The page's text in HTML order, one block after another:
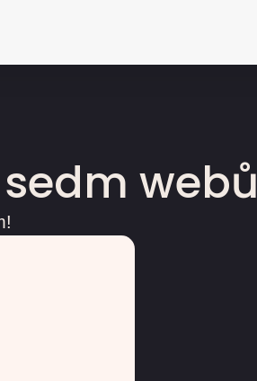
webů